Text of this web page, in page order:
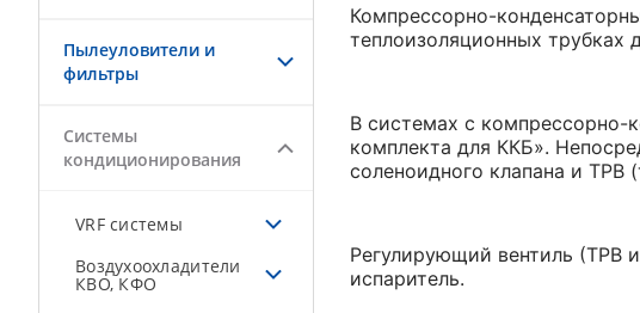
Пылеуловители и
фильтры
Системы
кондиционирования
VRF системы
Воздухоохладители
КВО, КФО
Компрессорно-
теплоизоляционных трубках
В системах с компрессорно-
комплекта для ККБ».
соленоидного клапана и ТРВ
Регулирующий вентиль (ТРВ
испаритель.